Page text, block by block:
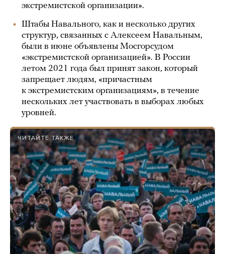
экстремистской организации».
Штабы Навального, как и несколько других
структур, связанных с Алексеем Навальным,
были в июне объявлены Мосгорсудом
«экстремистской организацией». В России
летом 2021 года был принят закон, который
запрещает людям, «причастным
к экстремистским организациям», в течение
нескольких лет участвовать в выборах любых
уровней.
ЧИТАЙТЕ ТАКЖЕ